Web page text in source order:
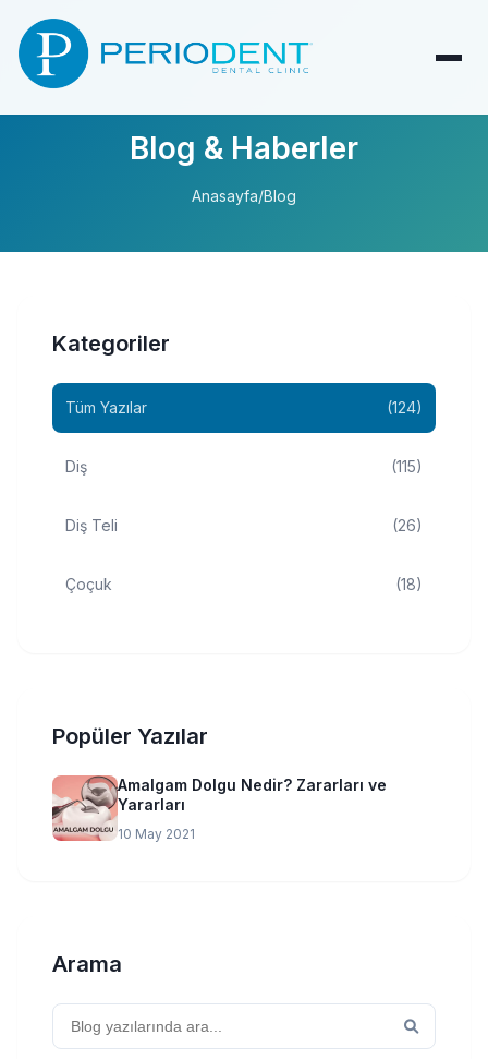
Blog & Haberler
Anasayfa/Blog
Kategoriler
Tüm Yazılar (124)
Diş (115)
Diş Teli (26)
Çoçuk (18)
Popüler Yazılar
Amalgam Dolgu Nedir? Zararları ve
Yararları
10 May 2021
Arama